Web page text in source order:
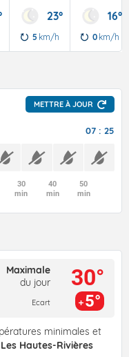
23°
5 km/h
16°
0 km/h
METTRE À JOUR
07 : 25
30
min
40
min
50
min
Maximale
du jour
Ecart
30°
5°
minimales et
Les Hautes-Rivières